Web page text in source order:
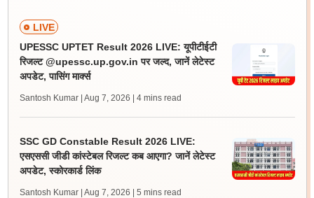
LIVE
UPESSC UPTET Result 2026 LIVE: यूपीटीईटी
रिजल्ट @upessc.up.gov.in पर जल्द, जानें लेटेस्ट
अपडेट, पासिंग मार्क्स
Santosh Kumar | Aug 7, 2026 | 4 mins read
SSC GD Constable Result 2026 LIVE:
एसएससी जीडी कांस्टेबल रिजल्ट कब आएगा? जानें लेटेस्ट
अपडेट, स्कोरकार्ड लिंक
Santosh Kumar | Aug 7, 2026 | 5 mins read